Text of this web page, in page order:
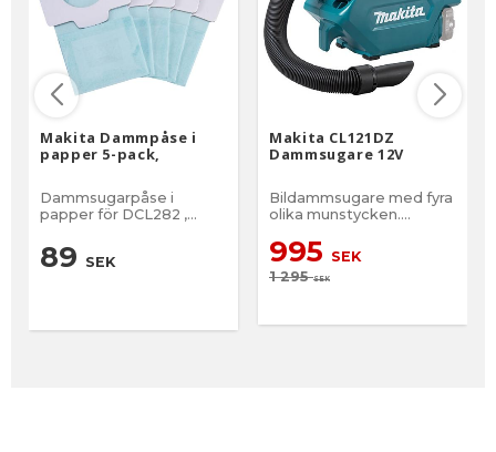
Makita Dammpåse i
papper 5-pack,
Dammsugarpåse i
papper för DCL282 ,
89 SEK
Makita CL121DZ
Dammsugare 12V
Bildammsugare med fyra
olika munstycken.
en blåsfunktion
995 SEK
1 295SEK